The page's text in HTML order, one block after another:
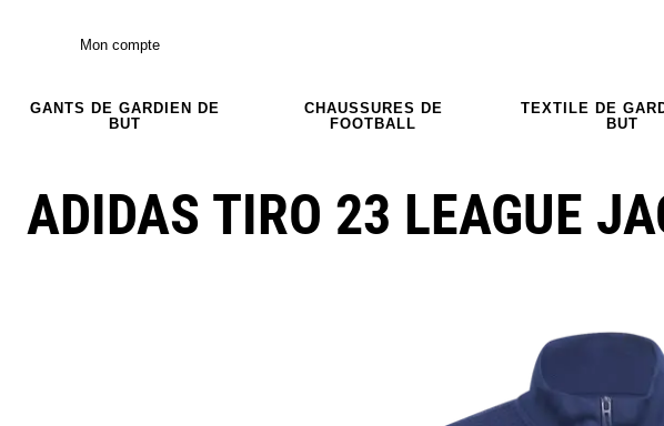
Mon compte
GANTS DE GARDIEN DE
BUT
CHAUSSURES DE
FOOTBALL
TEXTILE DE
BUT
ADIDAS TIRO 23 LEAGUE